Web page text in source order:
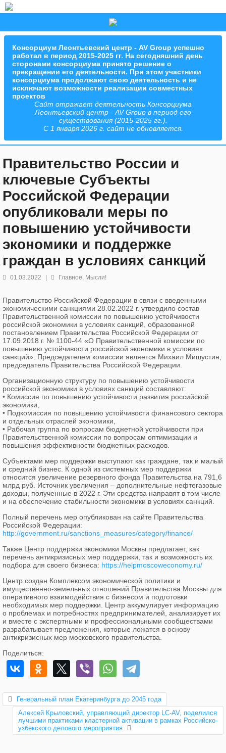
Консорциум Леонтьевский центр - AV Group успешно
работал в период 2015-2025 гг. На сегодняшний день
сторонами консорциума принято решение о
прекращении его деятельности. При этом участники
консорциума продолжают свою деятельность и не
исключают возможности реализации совместных
проектов
Сайт отражает деятельность Консорциума
Леонтьевский центр - AV Group в период его
существования (2015-2025 гг.).
С 1 января 2026 г. сайт не обновляется.
Правительство России и
ключевые Субъекты
Российской Федерации
опубликовали меры по
повышению устойчивости
экономики и поддержке
граждан в условиях санкций
01.03.2022 Главное, Мысли!
Правительство Российской Федерации в связи с введенными
экономическими санкциями 28.02.2022 г. утвердило состав
Правительственной комиссии по повышению устойчивости
российской экономики в условиях санкций, образованной
постановлением Правительства Российской Федерации от
17.09.2018 г. № 1100-44 «О Правительственной комиссии по
повышению устойчивости российской экономики в условиях
санкций». Председателем комиссии является Михаил Мишустин,
председатель Правительства Российской Федерации.
Организационную структуру по повышению устойчивости
российской экономики в условиях санкций составляют:
• Комиссия по повышению устойчивости развития российской
экономики,
• Подкомиссия по повышению устойчивости финансового сектора
и отдельных отраслей экономики,
• Рабочая группа по вопросам бюджетной устойчивости при
Правительственной комиссии по вопросам оптимизации и
повышения эффективности бюджетных расходов.
Субъектами мер поддержки выступают как граждане, так и малый
и средний бизнес. К одной из системных мер поддержки
относится увеличение резервного фонда Правительства на 791,6
млрд руб. Источник увеличения – дополнительные нефтегазовые
доходы, полученные в 2022 г. Эти средства направят в том числе
и на обеспечение стабильности экономики в условиях санкций.
Полный перечень мер опубликован на сайте Правительства
Российской Федерации:
http://government.ru/sanctions_measures/category/finance/
Также Центр поддержки экономики Москвы предлагает, как
перечень антикризисных мер поддержки, так и возможность их
подбора для своего бизнеса: https://helpmoscoweconomy.ru/
Центр создан Комплексом экономической политики и
имущественно-земельных отношений Правительства Москвы для
оперативного взаимодействия с бизнесом и подготовки
необходимых мер поддержки. Центр аккумулирует информацию
о проблемах и потребностях предпринимателей, анализирует их
и вместе с экспертными и профессиональными сообществами
разрабатывает предложения, которые ложатся в основу
антикризисных мер московского правительства.
Поделиться:
Генеральный план Екатеринбурга до 2045 года
Алексей Крыловский, управляющий директор LC-AV, поделился
лучшими практиками кластерной активации в рамках Российско-
узбекского делового мероприятия